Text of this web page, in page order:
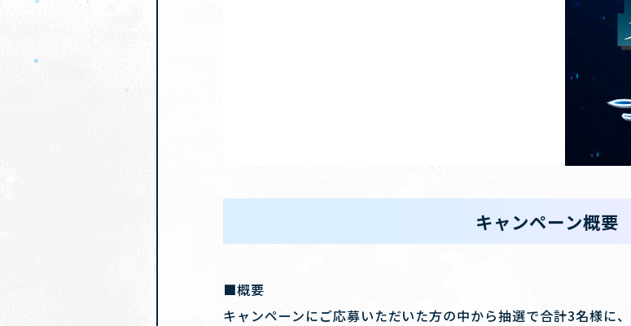
キャンペーン概要
■概要
キャンペーンにご応募いただいた方の中から抽選で合計3名様に、